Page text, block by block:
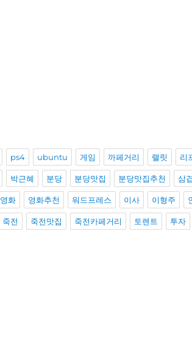
ps4 ubuntu 게임 까페거리 랠릿 리
박근혜 분당 분당맛집 분당맛집추천 삼
영화 영화추천 워드프레스 이사 이형주
죽전 죽전맛집 죽전카페거리 토렌트 투자